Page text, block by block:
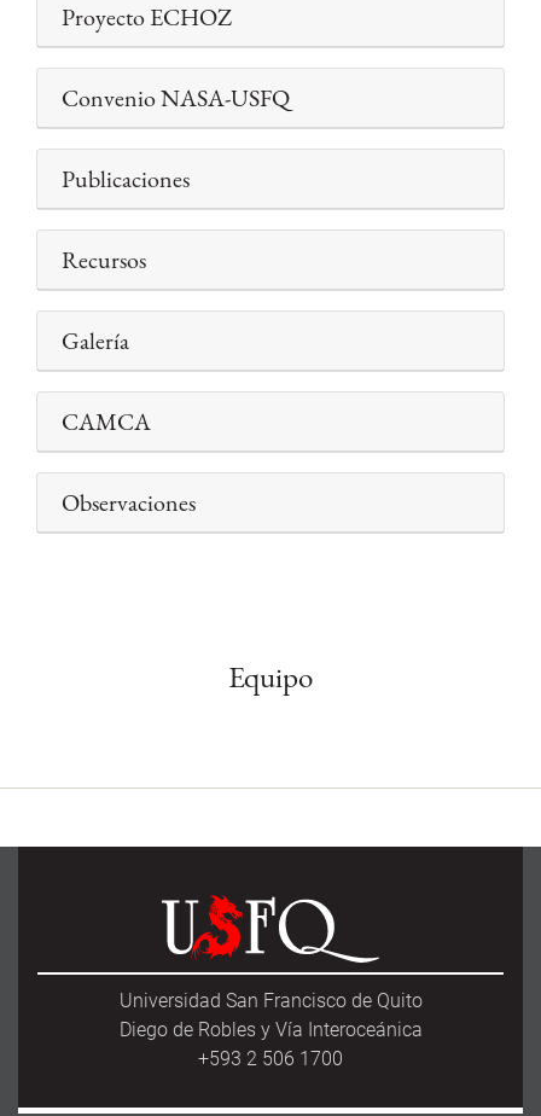
Proyecto ECHOZ
Convenio NASA-USFQ
Publicaciones
Recursos
Galería
CAMCA
Observaciones
Equipo
Universidad San Francisco de Quito
Diego de Robles y Vía Interoceánica
+593 2 506 1700